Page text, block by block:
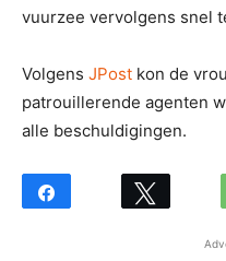
vuurzee vervolgens snel
Volgens JPost kon de
patrouillerende agenten
alle beschuldigingen.